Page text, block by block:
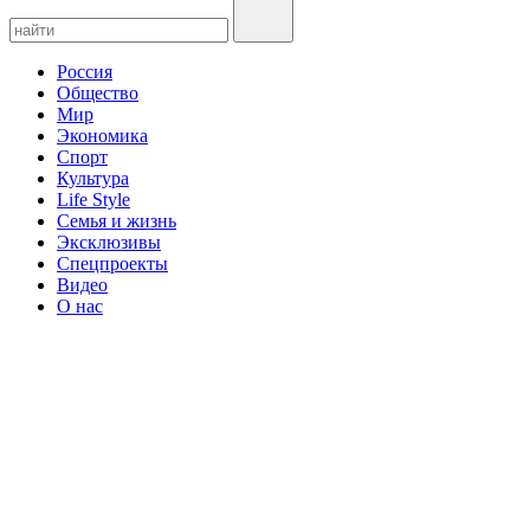
Россия
Общество
Мир
Экономика
Спорт
Культура
Life Style
Семья и жизнь
Эксклюзивы
Спецпроекты
Видео
О нас